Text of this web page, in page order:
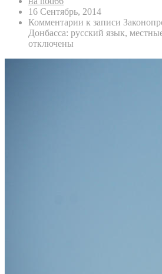
16 Сентябрь, 2014
Комментарии к записи
Донбасса: русский язык,
отключены